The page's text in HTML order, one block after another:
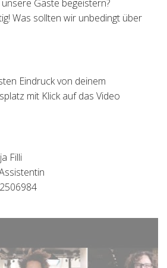
Gäste begeistern?
Was sollten wir unbedingt über
Eindruck von deinem
mit Klick auf das Video
Filli